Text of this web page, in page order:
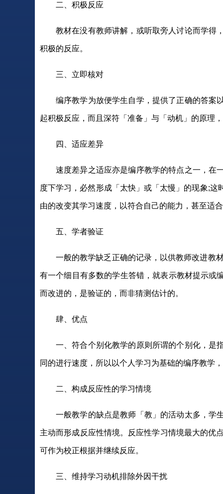
二、积极反应
教材在没有教师讲解，或听取旁人讨论而学得
积极的反应。
三、立即核对
编序教学为放便学生自学，提供了正确的答案
起积极反应，而且深符「准备」与「动机」的原理
四、适应差异
速度差异之适应亦是编序教学的特点之一，在
度下学习，必然形成「太快」或「太慢」的现象;
由的改变其学习速度，以符合自己的能力，甚至适
五、学者验证
一般的教学缺乏正确的记录，以供教师改进教
有一个细目有多数的学生答错，就表示教材提示或
而改进的，是验证的，而非猜测估计的。
肆、优点
一、符合个别化教学的原则所谓的个别化，是
同的进行速度，所以以个人学习为基础的编序教学
二、构成反应性的学习情境
一般教学的缺点是教师「教」的活动太多，学
主动而形成反应性情境。反应性学习情境最大的优
可作为校正根据并继续反应。
三、维持学习动机排除外因干扰